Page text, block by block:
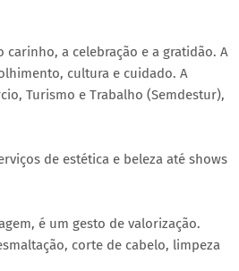
a celebração e a gratidão. A
cultura e cuidado. A
Turismo e Trabalho (Semdestur),
de estética e beleza até shows
é um gesto de valorização.
corte de cabelo, limpeza